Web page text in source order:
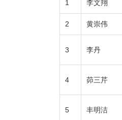
1 李文翔
2 黄崇伟
3 李丹
4 茆三芹
5 丰明洁